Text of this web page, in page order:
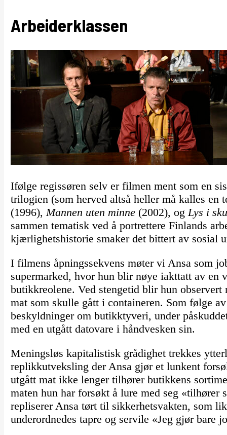
Arbeiderklassen
Ifølge regissøren selv er filmen ment som en
trilogien (som herved altså heller må kalles en
(1996), Mannen uten minne(2002), og Lys i
sammen tematisk ved å portrettere Finlands
kjærlighetshistorie smaker det bittert av sosial
I filmens åpningssekvens møter vi Ansa som
supermarked, hvor hun blir nøye iakttatt av en
butikkreolene. Ved stengetid blir hun observert
mat som skulle gått i containeren. Som følge
beskyldninger om butikktyveri, under
med en utgått datovare i håndvesken sin.
Meningsløs kapitalistisk grådighet trekkes
replikkutveksling der Ansa gjør et lunkent
utgått mat ikke lenger tilhører butikkens
maten hun har forsøkt å lure med seg «tilhører
repliserer Ansa tørt til sikkerhetsvakten, som
underordnedes tapre og servile «Jeg gjør bare